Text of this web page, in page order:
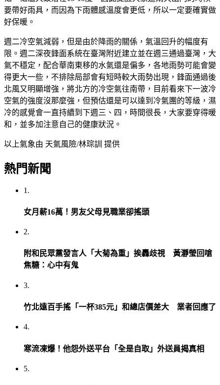
要帶好雨具，而因為下雨體感溫度會更低，所以一定要確實做
好保暖。
週二冷空氣減弱，但是由於降雨的關係，氣溫回升的幅度有
限。週二深夜鋒面系統在臺灣附近建立並在週三通過臺灣，大
氣不穩定，配合華南東移的水氣還是偏多，各地雨勢可能會變
得更大一些，不排除局部會有短時較大雨勢出現，鋒面通過後
北風又明顯增強，將北方的冷空氣往南帶，目前看來下一波冷
空氣的強度沒那麼強，但預估還是可以達到冷氣團的等級，濕
冷的感覺會一直持續到下週三、四，時間很長，大家要穿得暖
和，並多加注意自己的健康狀況。
以上氣象由 天氣風險/林琮訓 提供
熱門新聞
1.
女月薪16萬！男友父母見職業卻搖頭
2.
附和民眾黨發言人「大菊為重」挨轟歧視 黃瀞瑩回嗆
焦糖：心中有鬼
3.
竹北遠百手搖「一杯385元」和總店價差大 業者回應了
4.
寒流凍爆！他怨外送平台「全是自取」外送員揭真相
5.